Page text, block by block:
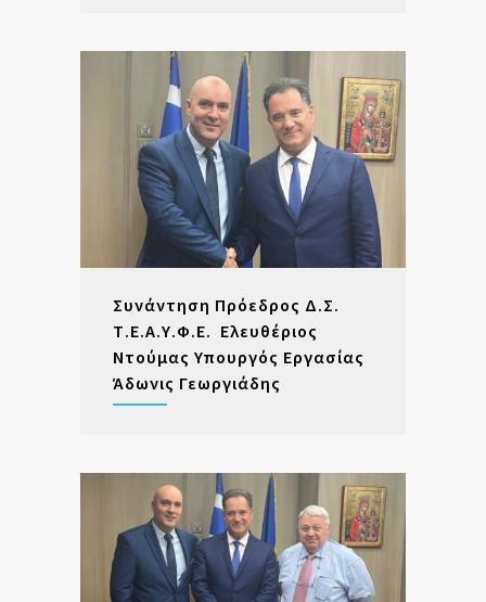
Συνάντηση Πρόεδρος Δ.Σ.
Τ.Ε.Α.Υ.Φ.Ε. Ελευθέριος
Ντούμας Υπουργός Εργασίας
Άδωνις Γεωργιάδης